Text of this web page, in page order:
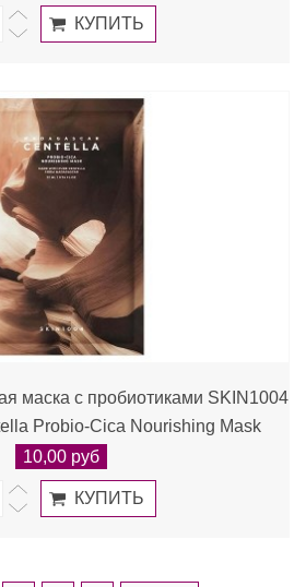
маска с пробиотиками SKIN1004
Probio-Cica Nourishing Mask
10,00 руб